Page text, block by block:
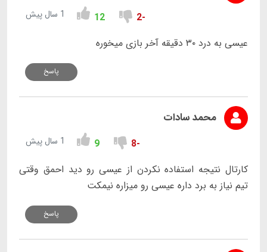
-2
12 1 سال پیش
عیسی به درد ۳۰ دقیقه آخر بازی میخوره
پاسخ
محمد سادات
-8
9 1 سال پیش
کارتال نتیجه استفاده نکردن از عیسی رو دید احمق وقتی
تیم نیاز به برد داره عیسی رو میزاره نیمکت
پاسخ